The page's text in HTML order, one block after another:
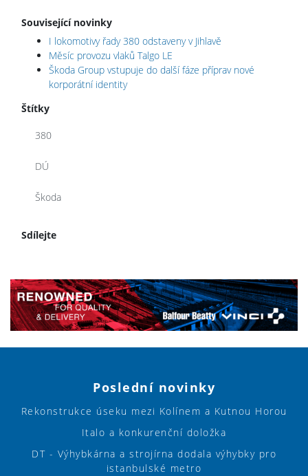
Související novinky
I lokomotivy řady 380 odstaveny v Jihlavě
Měsíc provozu vlaků Talgo LE
Škoda Group vstupuje do další fáze příprav nové
korporátní identity
Štítky
380
DÚ
Škoda
Sdílejte
Poslední novinky
Rekonstrukce úseku mezi Kolínem a Kutnou Horou
Italo a konkurenční doložka
DT - Výhybkárna a strojírna dodala výhybky pro
istanbulské metro